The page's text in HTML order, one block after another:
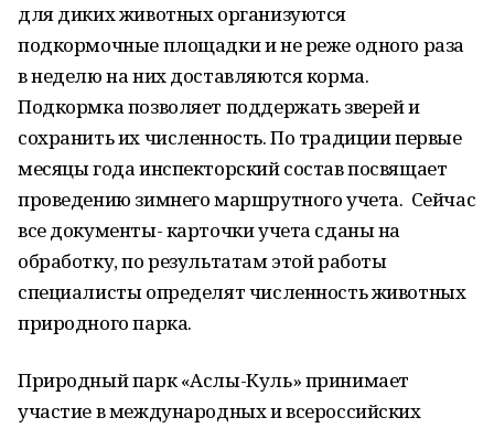
для диких животных организуются
подкормочные площадки и не реже одного раза
в неделю на них доставляются корма.
Подкормка позволяет поддержать зверей и
сохранить их численность. По традиции первые
месяцы года инспекторский состав посвящает
проведению зимнего маршрутного учета. Сейчас
все документы- карточки учета сданы на
обработку, по результатам этой работы
специалисты определят численность животных
природного парка.
Природный парк «Аслы-Куль» принимает
участие в международных и всероссийских